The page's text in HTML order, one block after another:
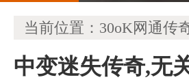
当前位置： 30oK网通传
中变迷失传奇,无